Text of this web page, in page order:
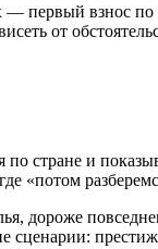
— первый взнос
от
стране и
«потом
дороже
сценарии: